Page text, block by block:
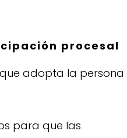
procesal
adopta la persona
para que las